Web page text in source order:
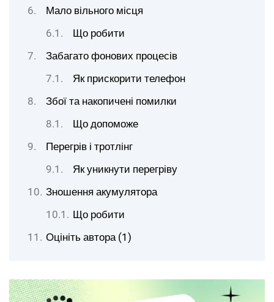
Мало вільного місця
Що робити
Забагато фонових процесів
Як прискорити телефон
Збої та накопичені помилки
Що допоможе
Перегрів і тротлінг
Як уникнути перегріву
Зношення акумулятора
Що робити
Оцініть автора (1)